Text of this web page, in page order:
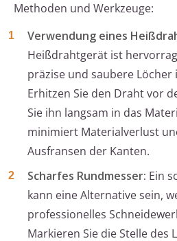
Methoden und Werkzeuge:
Verwendung eines
Heißdrahtgerät ist
präzise und saubere
Erhitzen Sie den Draht vor
Sie ihn langsam in das
minimiert Materialverlust
Ausfransen der Kanten.
Scharfes Rundmesser: Ein
kann eine Alternative sein,
professionelles
Markieren Sie die Stelle des